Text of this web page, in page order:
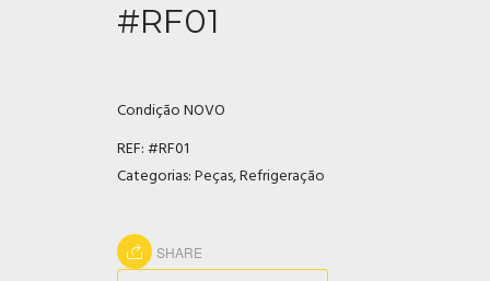
#RF01
Condição NOVO
REF:#RF01
Categorias:Peças,Refrigeração
SHARE